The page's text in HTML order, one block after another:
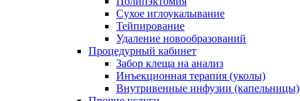
Сухое иглоукалывание
Тейпирование
Удаление новообразований
Процедурный кабинет
Забор клеща на анализ
Инъекционная терапия (уколы)
Внутривенные инфузии (капельницы)